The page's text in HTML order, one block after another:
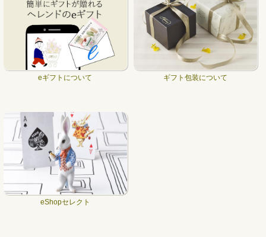
eギフトについて ギフト包装について
eShopセレクト